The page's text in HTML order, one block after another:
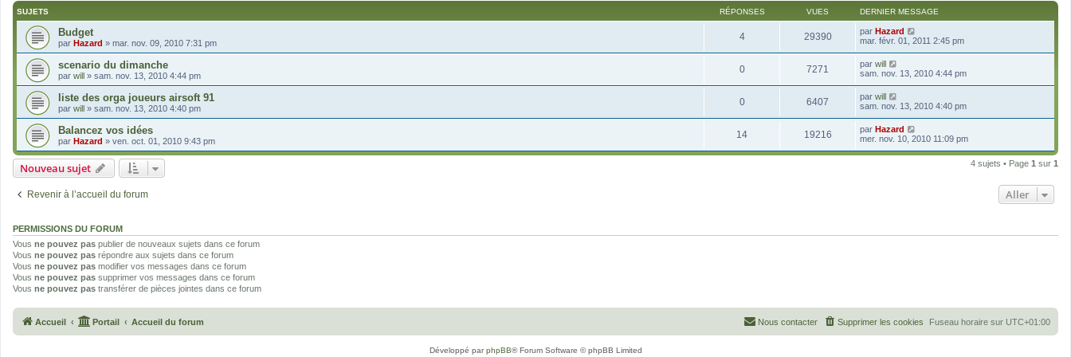
SUJETS RÉPONSES VUES DERNIER MESSAGE
Budget
par Hazard » mar. nov. 09, 2010 7:31 pm
4 29390 par Hazard
mar. févr. 01, 2011 2:45 pm
scenario du dimanche
par will » sam. nov. 13, 2010 4:44 pm
0 7271 par will
sam. nov. 13, 2010 4:44 pm
liste des orga joueurs airsoft 91
par will » sam. nov. 13, 2010 4:40 pm
0 6407 par will
sam. nov. 13, 2010 4:40 pm
Balancez vos idées
par Hazard » ven. oct. 01, 2010 9:43 pm
14 19216 par Hazard
mer. nov. 10, 2010 11:09 pm
Nouveau sujet 4 sujets • Page 1 sur 1
Revenir à l’accueil du forum Aller
PERMISSIONS DU FORUM
Vous ne pouvez pas publier de nouveaux sujets dans ce forum
Vous ne pouvez pas répondre aux sujets dans ce forum
Vous ne pouvez pas modifier vos messages dans ce forum
Vous ne pouvez pas supprimer vos messages dans ce forum
Vous ne pouvez pas transférer de pièces jointes dans ce forum
Accueil Portail Accueil du forum Fuseau horaire sur UTC+01:00
Supprimer les cookies
Nous contacter
Développé parphpBB® Forum Software © phpBB Limited